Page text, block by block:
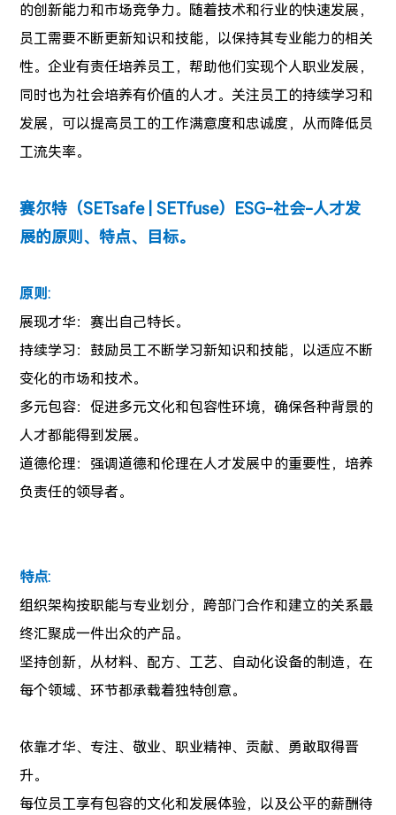
的创新能力和市场竞争力。随着技术和行业的快速发展，
员工需要不断更新知识和技能，以保持其专业能力的相关
性。企业有责任培养员工，帮助他们实现个人职业发展，
同时也为社会培养有价值的人才。关注员工的持续学习和
发展，可以提高员工的工作满意度和忠诚度，从而降低员
工流失率。
赛尔特（SETsafe | SETfuse）ESG-社会-人才发
展的原则、特点、目标。
原则:
展现才华：赛出自己特长。
持续学习：鼓励员工不断学习新知识和技能，以适应不断
变化的市场和技术。
多元包容：促进多元文化和包容性环境，确保各种背景的
人才都能得到发展。
道德伦理：强调道德和伦理在人才发展中的重要性，培养
负责任的领导者。
特点:
组织架构按职能与专业划分，跨部门合作和建立的关系最
终汇聚成一件出众的产品。
坚持创新，从材料、配方、工艺、自动化设备的制造，在
每个领域、环节都承载着独特创意。
依靠才华、专注、敬业、职业精神、贡献、勇敢取得晋
升。
每位员工享有包容的文化和发展体验，以及公平的薪酬待